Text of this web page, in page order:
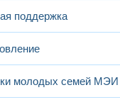
поддержка
молодых семей МЭИ